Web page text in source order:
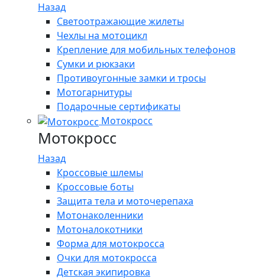
Назад
Светоотражающие жилеты
Чехлы на мотоцикл
Крепление для мобильных телефонов
Сумки и рюкзаки
Противоугонные замки и тросы
Мотогарнитуры
Подарочные сертификаты
Мотокросс
Мотокросс
Назад
Кроссовые шлемы
Кроссовые боты
Защита тела и моточерепаха
Мотонаколенники
Мотоналокотники
Форма для мотокросса
Очки для мотокросса
Детская экипировка